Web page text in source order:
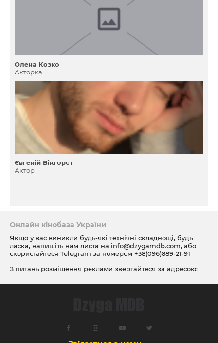
Олена Козко
Акторка
Євгеній Вікгорст
Актор
Онлайн кінобаза України
Якщо у вас виникли будь-які технічні складнощі, будь
ласка, напишіть нам листа на info@dzygamdb.com, або
скористайтеся Telegram за номером +38(096)889-21-91
З питань розміщення реклами звертайтеся за адресою:
посиланням